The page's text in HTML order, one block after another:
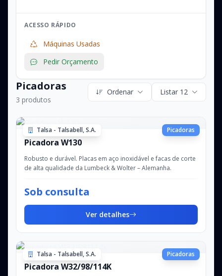
ACESSO RÁPIDO
Máquinas Usadas
Pedir Orçamento
Picadoras
3 produtos
Ordenar Listar 12
Talsa - Talsabell, S.A. Picadoras
Picadora W130
Robusto e durável. Placas em aço inoxidável e facas de corte
de alta qualidade da Lumbeck & Wolter – Alemanha.
Sob consulta
Ver detalhes
Talsa - Talsabell, S.A. Picadoras
Picadora W32/98/114K